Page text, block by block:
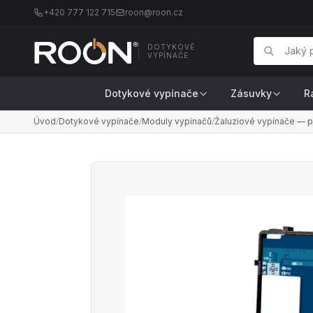
+420 777 122 715 roon@roon.cz
DOTYKOVÉ
VYPÍNAČE
Dotykové vypínače Zásuvky
Úvod/Dotykové vypínače/Moduly vypínačů/